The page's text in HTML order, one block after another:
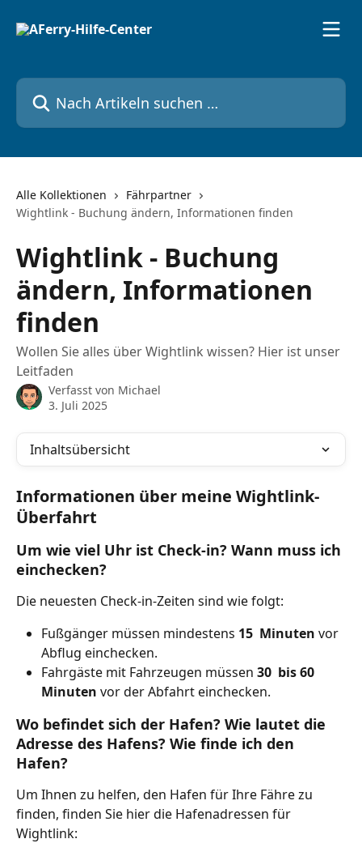
Nach Artikeln suchen …
Alle Kollektionen
Fährpartner
Wightlink - Buchung ändern, Informationen finden
Wightlink - Buchung
ändern, Informationen
finden
Wollen Sie alles über Wightlink wissen? Hier ist unser
Leitfaden
Verfasst von Michael
3. Juli 2025
Inhaltsübersicht
Informationen über meine Wightlink-
Überfahrt
Um wie viel Uhr ist Check-in? Wann muss ich
einchecken?
Die neuesten Check-in-Zeiten sind wie folgt:
Fußgänger müssen mindestens 15 Minuten vor
Abflug einchecken.
Fahrgäste mit Fahrzeugen müssen 30 bis 60
Minuten vor der Abfahrt einchecken.
Wo befindet sich der Hafen? Wie lautet die
Adresse des Hafens? Wie finde ich den
Hafen?
Um Ihnen zu helfen, den Hafen für Ihre Fähre zu
finden, finden Sie hier die Hafenadressen für
Wightlink: